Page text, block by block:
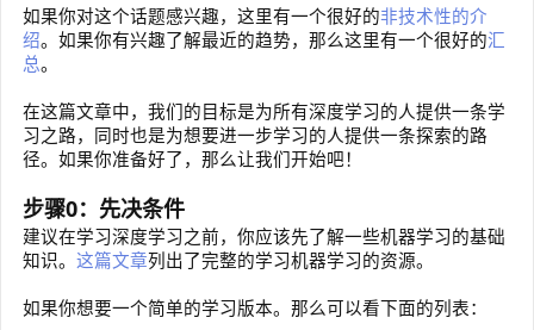
如果你对这个话题感兴趣，这里有一个很好的非技术性的介
绍。如果你有兴趣了解最近的趋势，那么这里有一个很好的汇
总。
在这篇文章中，我们的目标是为所有深度学习的人提供一条学
习之路，同时也是为想要进一步学习的人提供一条探索的路
径。如果你准备好了，那么让我们开始吧！
步骤0：先决条件
建议在学习深度学习之前，你应该先了解一些机器学习的基础
知识。 这篇文章列出了完整的学习机器学习的资源。
如果你想要一个简单的学习版本。那么可以看下面的列表：